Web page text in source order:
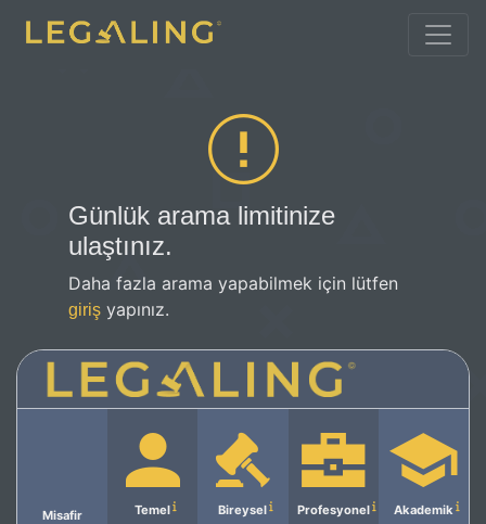
Günlük arama limitinize
ulaştınız.
Daha fazla arama yapabilmek için lütfen
giriş yapınız.
Misafir Temel Bireysel Profesyonel Akademik